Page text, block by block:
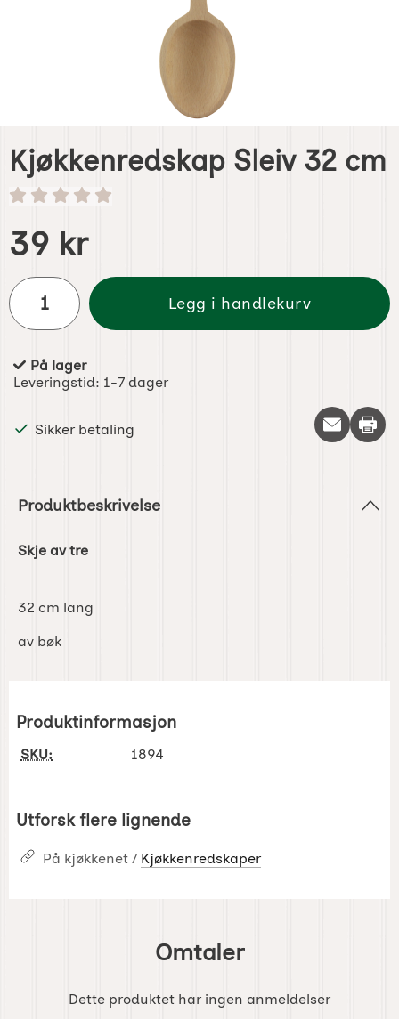
Kjøkkenredskap Sleiv 32 cm
Handle dette produktet, Kjøkkenredskap Sleiv 32 cm
pris
39 kr
antall
Legg i handlekurv
Produkttilgjengelighet:
På lager
Leveringstid: 1-7 dager
Sikker betaling Skriv
Produktbeskrivelse
Skje av tre
32 cm lang
av bøk
Produktinformasjon
SKU: 1894
Utforsk flere lignende
På kjøkkenet / Kjøkkenredskaper
Omtaler
Dette produktet har ingen anmeldelser